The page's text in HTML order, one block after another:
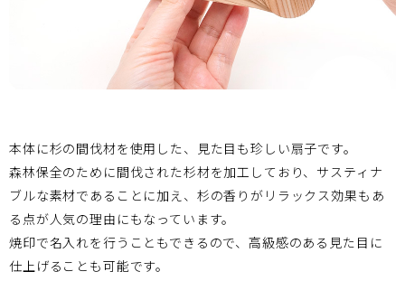
本体に杉の間伐材を使用した、見た目も珍しい扇子です。
森林保全のために間伐された杉材を加工しており、サスティナ
ブルな素材であることに加え、杉の香りがリラックス効果もあ
る点が人気の理由にもなっています。
焼印で名入れを行うこともできるので、高級感のある見た目に
仕上げることも可能です。